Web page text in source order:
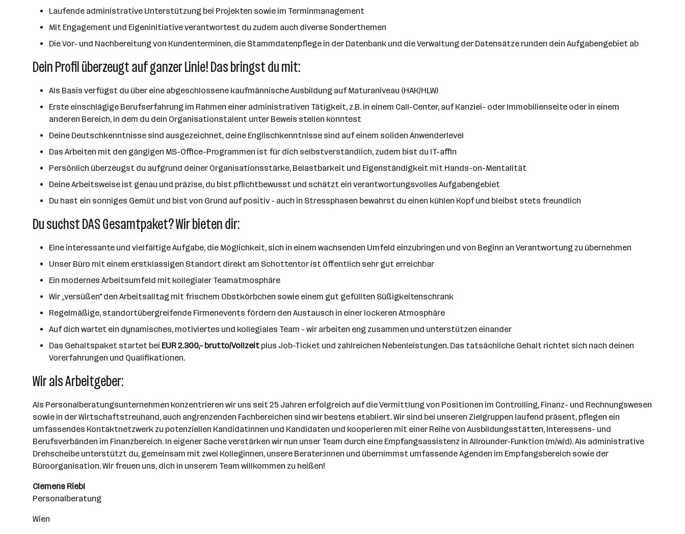
Laufende administrative Unterstützung bei Projekten sowie im Terminmanagement
Mit Engagement und Eigeninitiative verantwortest du zudem auch diverse Sonderthemen
Die Vor- und Nachbereitung von Kundenterminen, die Stammdatenpflege in der Datenbank und die Verwaltung der Datensätze runden dein Aufgabengebiet ab
Dein Profil überzeugt auf ganzer Linie! Das bringst du mit:
Als Basis verfügst du über eine abgeschlossene kaufmännische Ausbildung auf Maturaniveau (HAK/HLW)
Erste einschlägige Berufserfahrung im Rahmen einer administrativen Tätigkeit, z.B. in einem Call-Center, auf Kanzlei- oder Immobilienseite oder in einem
anderen Bereich, in dem du dein Organisationstalent unter Beweis stellen konntest
Deine Deutschkenntnisse sind ausgezeichnet, deine Englischkenntnisse sind auf einem soliden Anwenderlevel
Das Arbeiten mit den gängigen MS-Office-Programmen ist für dich selbstverständlich, zudem bist du IT-affin
Persönlich überzeugst du aufgrund deiner Organisationsstärke, Belastbarkeit und Eigenständigkeit mit Hands-on-Mentalität
Deine Arbeitsweise ist genau und präzise, du bist pflichtbewusst und schätzt ein verantwortungsvolles Aufgabengebiet
Du hast ein sonniges Gemüt und bist von Grund auf positiv - auch in Stressphasen bewahrst du einen kühlen Kopf und bleibst stets freundlich
Du suchst DAS Gesamtpaket? Wir bieten dir:
Eine interessante und vielfältige Aufgabe, die Möglichkeit, sich in einem wachsenden Umfeld einzubringen und von Beginn an Verantwortung zu übernehmen
Unser Büro mit einem erstklassigen Standort direkt am Schottentor ist öffentlich sehr gut erreichbar
Ein modernes Arbeitsumfeld mit kollegialer Teamatmosphäre
Wir „versüßen" den Arbeitsalltag mit frischem Obstkörbchen sowie einem gut gefüllten Süßigkeitenschrank
Regelmäßige, standortübergreifende Firmenevents fördern den Austausch in einer lockeren Atmosphäre
Auf dich wartet ein dynamisches, motiviertes und kollegiales Team - wir arbeiten eng zusammen und unterstützen einander
Das Gehaltspaket startet bei EUR 2.300,- brutto/Vollzeit plus Job-Ticket und zahlreichen Nebenleistungen. Das tatsächliche Gehalt richtet sich nach deinen
Vorerfahrungen und Qualifikationen.
Wir als Arbeitgeber:
Als Personalberatungsunternehmen konzentrieren wir uns seit 25 Jahren erfolgreich auf die Vermittlung von Positionen im Controlling, Finanz- und Rechnungswesen
sowie in der Wirtschaftstreuhand, auch angrenzenden Fachbereichen sind wir bestens etabliert. Wir sind bei unseren Zielgruppen laufend präsent, pflegen ein
umfassendes Kontaktnetzwerk zu potenziellen Kandidatinnen und Kandidaten und kooperieren mit einer Reihe von Ausbildungsstätten, Interessens- und
Berufsverbänden im Finanzbereich. In eigener Sache verstärken wir nun unser Team durch eine Empfangsassistenz in Allrounder-Funktion (m/w/d). Als administrative
Drehscheibe unterstützt du, gemeinsam mit zwei Kolleginnen, unsere Berater:innen und übernimmst umfassende Agenden im Empfangsbereich sowie der
Büroorganisation. Wir freuen uns, dich in unserem Team willkommen zu heißen!
Clemens Riebl
Personalberatung
Wien